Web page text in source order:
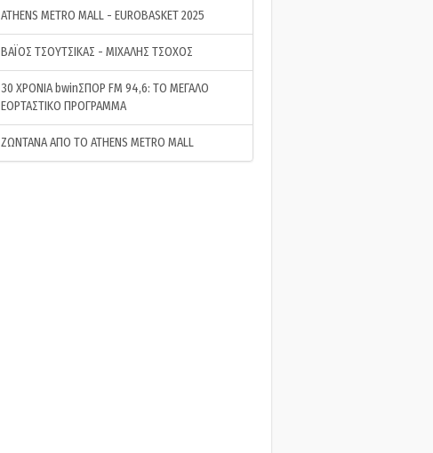
ATHENS METRO MALL - EUROBASKET 2025
ΒΑΪΟΣ ΤΣΟΥΤΣΙΚΑΣ - ΜΙΧΑΛΗΣ ΤΣΟΧΟΣ
30 ΧΡΟΝΙΑ bwinΣΠΟΡ FM 94,6: ΤΟ ΜΕΓΑΛΟ
ΕΟΡΤΑΣΤΙΚΟ ΠΡΟΓΡΑΜΜΑ
ΖΩΝΤΑΝΑ ΑΠΟ ΤΟ ATHENS METRO MALL